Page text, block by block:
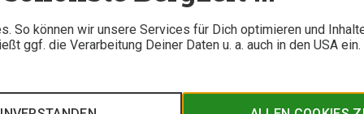
So können wir unsere Services für Dich optimieren und
ggf. die Verarbeitung Deiner Daten u. a. auch in den USA
1.
sind für Osprey zentral. Jetzt haben sie in Kooperation einen neuen